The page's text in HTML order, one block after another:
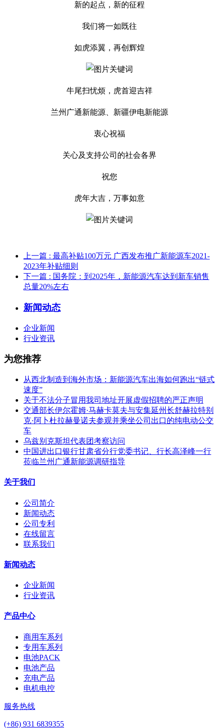
新的起点，新的征程
我们将一如既往
如虎添翼，再创辉煌
牛尾扫忧烦，虎首迎吉祥
兰州广通新能源、新疆伊电新能源
衷心祝福
关心及支持公司的社会各界
祝您
虎年大吉，万事如意
上一篇 : 最高补贴100万元 广西发布推广新能源车2021-
2023年补贴细则
下一篇 : 国务院：到2025年，新能源汽车达到新车销售
总量20%左右
新闻动态
企业新闻
行业资讯
为您推荐
从西北制造到海外市场：新能源汽车出海如何跑出“链式
速度”
关于不法分子冒用我司地址开展虚假招聘的严正声明
交通部长伊尔霍姆·马赫卡莫夫与安集延州长舒赫拉特别
克·阿卜杜拉赫曼诺夫参观并乘坐公司出口的纯电动公交
车
乌兹别克斯坦代表团考察访问
中国进出口银行甘肃省分行党委书记、行长高泽峰一行
莅临兰州广通新能源调研指导
关于我们
公司简介
新闻动态
公司专利
在线留言
联系我们
新闻动态
企业新闻
行业资讯
产品中心
商用车系列
专用车系列
电池PACK
电池产品
充电产品
电机电控
服务热线
(+86) 931 6839355